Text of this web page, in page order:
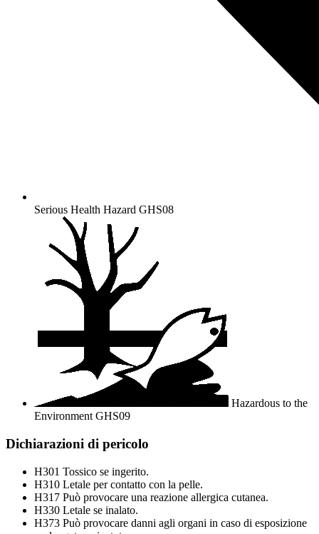
Serious Health Hazard GHS08
Hazardous to the
Environment GHS09
Dichiarazioni di pericolo
H301 Tossico se ingerito.
H310 Letale per contatto con la pelle.
H317 Può provocare una reazione allergica cutanea.
H330 Letale se inalato.
H373 Può provocare danni agli organi in caso di esposizione